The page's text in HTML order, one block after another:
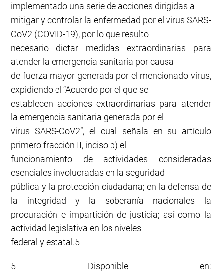
implementado una serie de acciones dirigidas a
mitigar y controlar la enfermedad por el virus SARS-
CoV2 (COVID-19), por lo que resulto
necesario dictar medidas extraordinarias para
atender la emergencia sanitaria por causa
de fuerza mayor generada por el mencionado virus,
expidiendo el “Acuerdo por el que se
establecen acciones extraordinarias para atender
la emergencia sanitaria generada por el
virus SARS-CoV2”, el cual señala en su artículo
primero fracción II, inciso b) el
funcionamiento de actividades consideradas
esenciales involucradas en la seguridad
pública y la protección ciudadana; en la defensa de
la integridad y la soberanía nacionales la
procuración e impartición de justicia; así como la
actividad legislativa en los niveles
federal y estatal.5
5 Disponible en: